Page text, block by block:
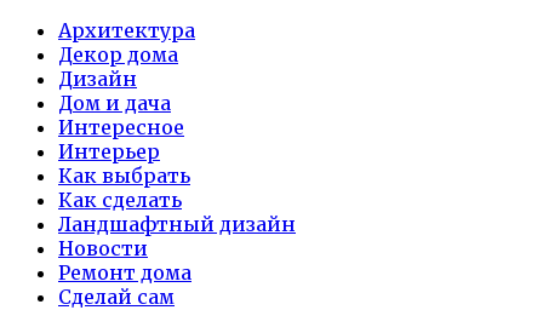
Архитектура
Декор дома
Дизайн
Дом и дача
Интересное
Интерьер
Как выбрать
Как сделать
Ландшафтный дизайн
Новости
Ремонт дома
Сделай сам